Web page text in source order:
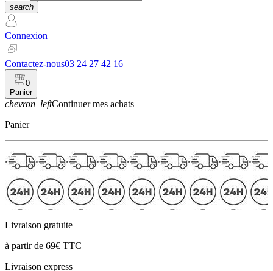
search
Connexion
Contactez-nous03 24 27 42 16
0
Panier
chevron_leftContinuer mes achats
Panier
Livraison gratuite
à partir de 69€ TTC
Livraison express